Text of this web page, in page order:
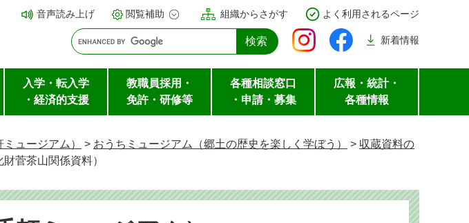
音声読み上げ 閲覧補助 組織からさがす よく利用されるページ
新着情報
入学・転入学
・経済的支援
教職員採用・
免許・研修等
各種相談窓口
・申請・募集
広報・統計・
各種情報
ュージアム） > おうちミュージアム（郷土の歴史を楽しく学ぼう） > 収蔵資料の
菅茶山関係資料）